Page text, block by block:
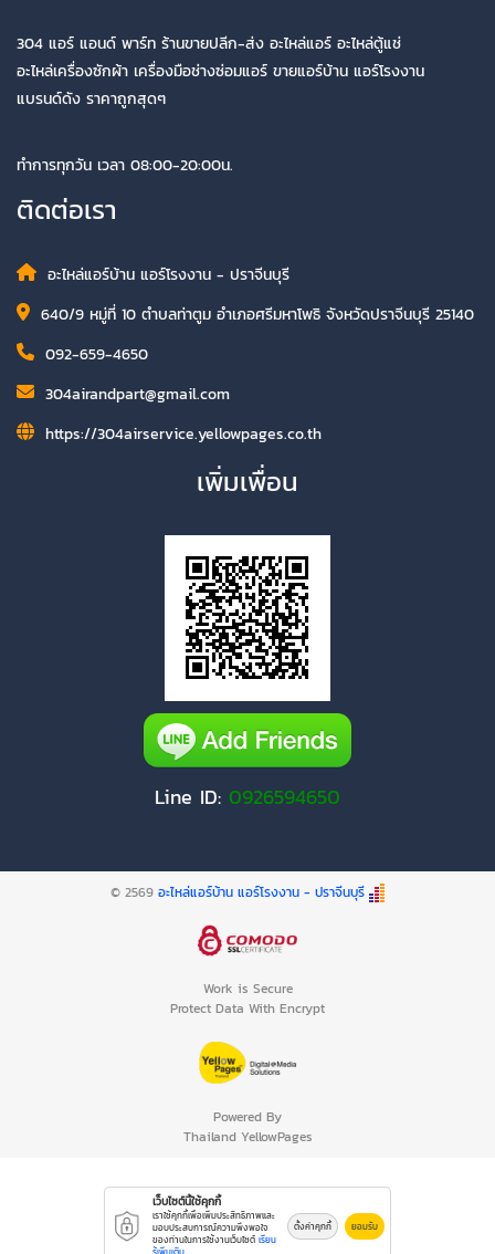
304 แอร์ แอนด์ พาร์ท ร้านขายปลีก-ส่ง อะไหล่แอร์ อะไหล่ตู้แช่
อะไหล่เครื่องซักผ้า เครื่องมือช่างซ่อมแอร์ ขายแอร์บ้าน แอร์โรงงาน
แบรนด์ดัง ราคาถูกสุดๆ
ทำการทุกวัน เวลา 08:00-20:00น.
ติดต่อเรา
อะไหล่แอร์บ้าน แอร์โรงงาน - ปราจีนบุรี
640/9 หมู่ที่ 10 ตำบลท่าตูม อำเภอศรีมหาโพธิ จังหวัดปราจีนบุรี 25140
092-659-4650
304airandpart@gmail.com
https://304airservice.yellowpages.co.th
เพิ่มเพื่อน
Line ID: 0926594650
© 2569 อะไหล่แอร์บ้าน แอร์โรงงาน - ปราจีนบุรี
Work is Secure
Protect Data With Encrypt
Powered By
Thailand YellowPages
เว็บไซต์นี้ใช้คุกกี้
เราใช้คุกกี้เพื่อเพิ่มประสิทธิภาพและ
มอบประสบการณ์ความพึงพอใจ
ของท่านในการใช้งานเว็บไซต์ เรียน
ตั้งค่าคุกกี้ ยอมรับ